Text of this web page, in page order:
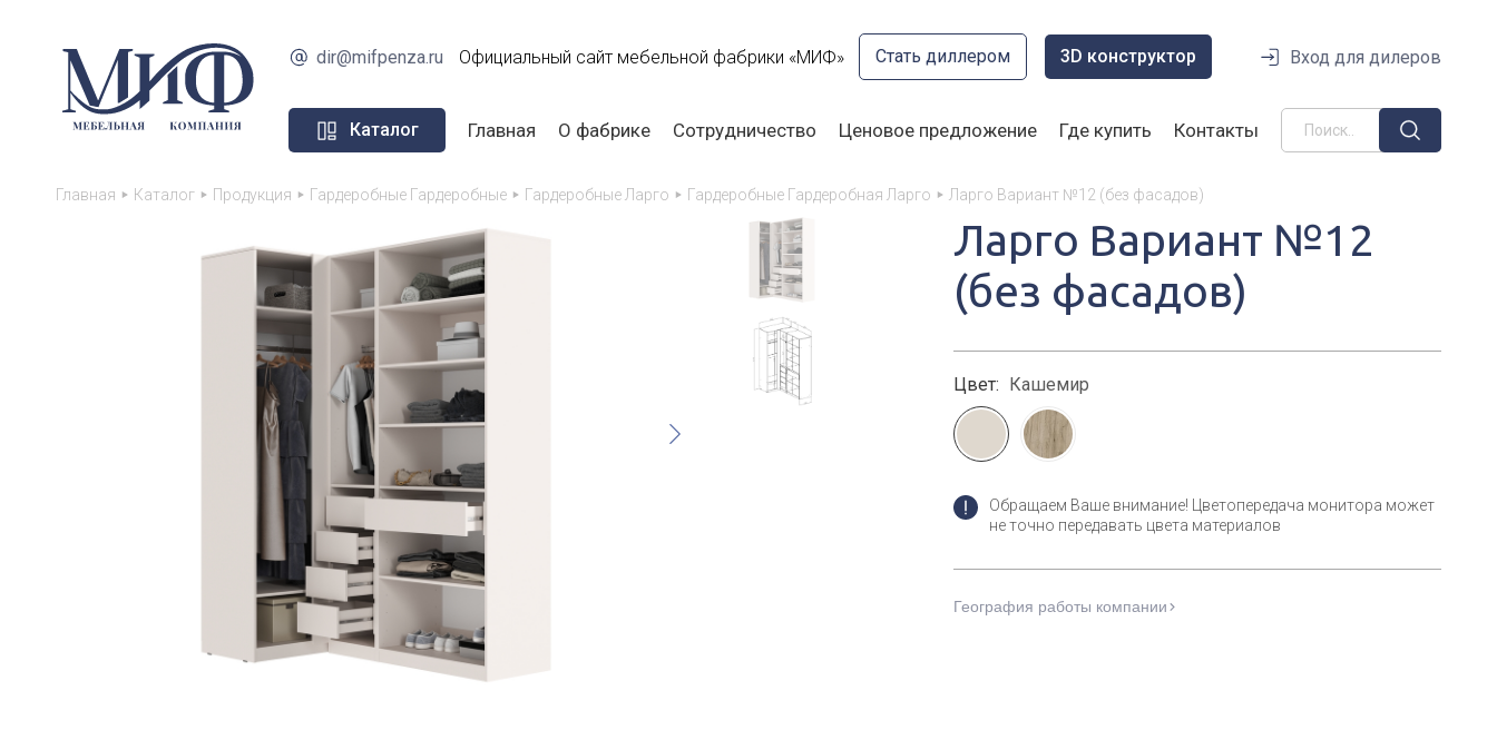
dir@mifpenza.ru Официальный сайт мебельной фабрики «МИФ» Стать диллером 3D конструктор Вход для дилеров
Каталог Главная О фабрике Сотрудничество Ценовое предложение Где купить Контакты
Главная Каталог Продукция Гардеробные Гардеробные Гардеробные Ларго Гардеробные Гардеробная Ларго Ларго Вариант №12 (без фасадов)
Ларго Вариант №12
(без фасадов)
Цвет: Кашемир
Обращаем Ваше внимание! Цветопередача монитора может
не точно передавать цвета материалов
География работы компании